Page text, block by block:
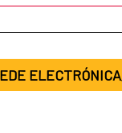
ELECTRÓNICA